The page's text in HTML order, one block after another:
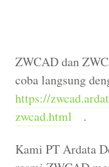
ZWCAD dan
coba langsung
https://
zwcad.html .
Kami PT Ardata